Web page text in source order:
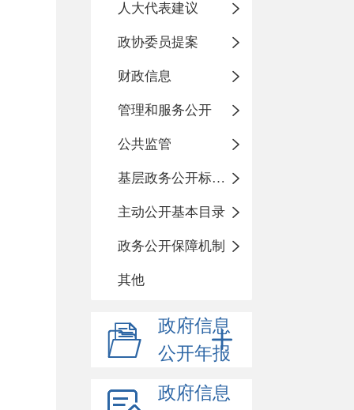
人大代表建议
政协委员提案
财政信息
管理和服务公开
公共监管
基层政务公开标准化目录
主动公开基本目录
政务公开保障机制
其他
政府信息
公开年报
政府信息